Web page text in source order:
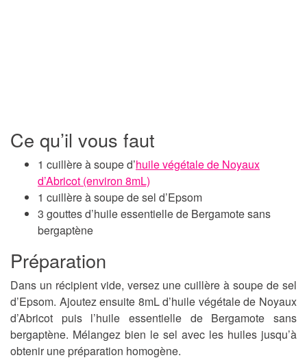
Ce qu’il vous faut
1 cuillère à soupe d’h​uile végétale de Noyaux
d’Abricot​ (environ 8mL)
1 cuillère à soupe de sel d’Epsom
3 gouttes d’huile essentielle de Bergamote sans
bergaptène
Préparation
Dans un récipient vide, versez une cuillère à soupe de sel
d’Epsom. Ajoutez ensuite 8mL d’huile végétale de Noyaux
d’Abricot puis l’huile essentielle de Bergamote sans
bergaptène. Mélangez bien le sel avec les huiles jusqu’à
obtenir une préparation homogène.